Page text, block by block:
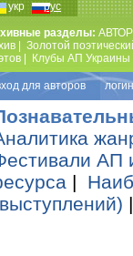
укр рус
разделы:
Золотой
Клубы АП Украины
для авторов
АП
|